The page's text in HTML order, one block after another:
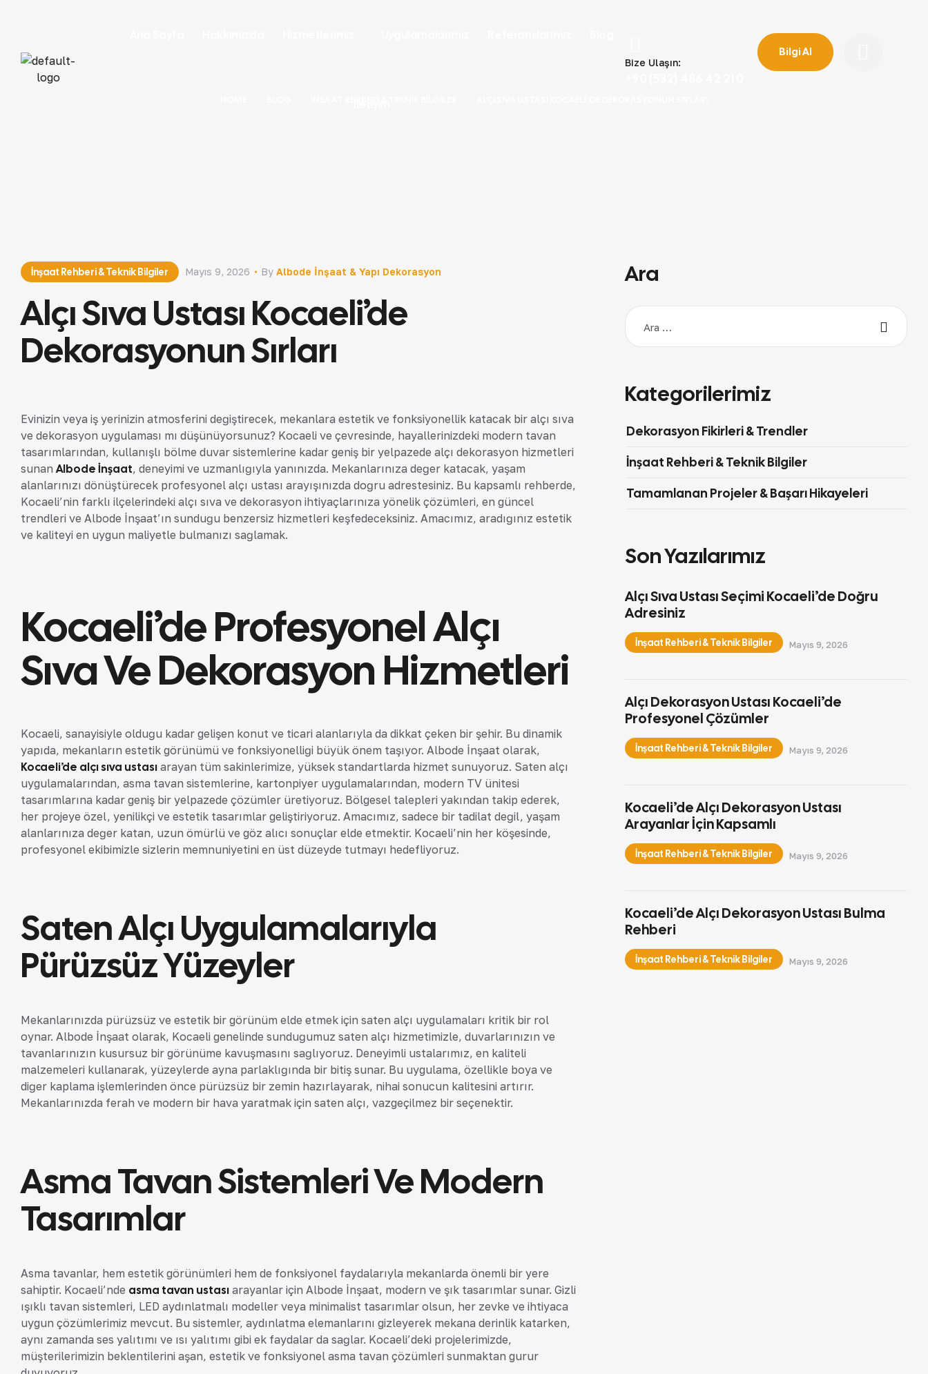
Bize Ulaşın:
Bilgi Al
İnşaat Rehberi & Teknik Bilgiler By Albode İnşaat & Yapı Dekorasyon
Mayıs 9, 2026
Alçı Sıva Ustası Kocaeli’de
Dekorasyonun Sırları
Evinizin veya iş yerinizin atmosferini değiştirecek, mekanlara estetik ve fonksiyonellik katacak bir alçı sıva
ve dekorasyon uygulaması mı düşünüyorsunuz? Kocaeli ve çevresinde, hayallerinizdeki modern tavan
tasarımlarından, kullanışlı bölme duvar sistemlerine kadar geniş bir yelpazede alçı dekorasyon hizmetleri
sunanAlbode İnşaat, deneyimi ve uzmanlığıyla yanınızda. Mekanlarınıza değer katacak, yaşam
alanlarınızı dönüştürecek profesyonel alçı ustası arayışınızda doğru adrestesiniz. Bu kapsamlı rehberde,
Kocaeli’nin farklı ilçelerindeki alçı sıva ve dekorasyon ihtiyaçlarınıza yönelik çözümleri, en güncel
trendleri ve Albode İnşaat’ın sunduğu benzersiz hizmetleri keşfedeceksiniz. Amacımız, aradığınız estetik
ve kaliteyi en uygun maliyetle bulmanızı sağlamak.
Kocaeli’de Profesyonel Alçı
Sıva Ve Dekorasyon Hizmetleri
Kocaeli, sanayisiyle olduğu kadar gelişen konut ve ticari alanlarıyla da dikkat çeken bir şehir. Bu dinamik
yapıda, mekanların estetik görünümü ve fonksiyonelliği büyük önem taşıyor. Albode İnşaat olarak,
Kocaeli’de alçı sıva ustası arayan tüm sakinlerimize, yüksek standartlarda hizmet sunuyoruz. Saten alçı
uygulamalarından, asma tavan sistemlerine, kartonpiyer uygulamalarından, modern TV ünitesi
tasarımlarına kadar geniş bir yelpazede çözümler üretiyoruz. Bölgesel talepleri yakından takip ederek,
her projeye özel, yenilikçi ve estetik tasarımlar geliştiriyoruz. Amacımız, sadece bir tadilat değil, yaşam
alanlarınıza değer katan, uzun ömürlü ve göz alıcı sonuçlar elde etmektir. Kocaeli’nin her köşesinde,
profesyonel ekibimizle sizlerin memnuniyetini en üst düzeyde tutmayı hedefliyoruz.
Saten Alçı Uygulamalarıyla
Pürüzsüz Yüzeyler
Mekanlarınızda pürüzsüz ve estetik bir görünüm elde etmek için saten alçı uygulamaları kritik bir rol
oynar. Albode İnşaat olarak, Kocaeli genelinde sunduğumuz saten alçı hizmetimizle, duvarlarınızın ve
tavanlarınızın kusursuz bir görünüme kavuşmasını sağlıyoruz. Deneyimli ustalarımız, en kaliteli
malzemeleri kullanarak, yüzeylerde ayna parlaklığında bir bitiş sunar. Bu uygulama, özellikle boya ve
diğer kaplama işlemlerinden önce pürüzsüz bir zemin hazırlayarak, nihai sonucun kalitesini artırır.
Mekanlarınızda ferah ve modern bir hava yaratmak için saten alçı, vazgeçilmez bir seçenektir.
Asma Tavan Sistemleri Ve Modern
Tasarımlar
Asma tavanlar, hem estetik görünümleri hem de fonksiyonel faydalarıyla mekanlarda önemli bir yere
sahiptir. Kocaeli’nde asma tavan ustası arayanlar için Albode İnşaat, modern ve şık tasarımlar sunar. Gizli
ışıklı tavan sistemleri, LED aydınlatmalı modeller veya minimalist tasarımlar olsun, her zevke ve ihtiyaca
uygun çözümlerimiz mevcut. Bu sistemler, aydınlatma elemanlarını gizleyerek mekana derinlik katarken,
aynı zamanda ses yalıtımı ve ısı yalıtımı gibi ek faydalar da sağlar. Kocaeli’deki projelerimizde,
müşterilerimizin beklentilerini aşan, estetik ve fonksiyonel asma tavan çözümleri sunmaktan gurur
Ara
Kategorilerimiz
Dekorasyon Fikirleri & Trendler
İnşaat Rehberi & Teknik Bilgiler
Tamamlanan Projeler & Başarı Hikayeleri
Son Yazılarımız
Alçı Sıva Ustası Seçimi Kocaeli’de Doğru
Adresiniz
Mayıs 9, 2026
İnşaat Rehberi & Teknik Bilgiler
Alçı Dekorasyon Ustası Kocaeli’de
Profesyonel Çözümler
Mayıs 9, 2026
İnşaat Rehberi & Teknik Bilgiler
Kocaeli’de Alçı Dekorasyon Ustası
Arayanlar İçin Kapsamlı
Mayıs 9, 2026
İnşaat Rehberi & Teknik Bilgiler
Kocaeli’de Alçı Dekorasyon Ustası Bulma
Rehberi
Mayıs 9, 2026
İnşaat Rehberi & Teknik Bilgiler